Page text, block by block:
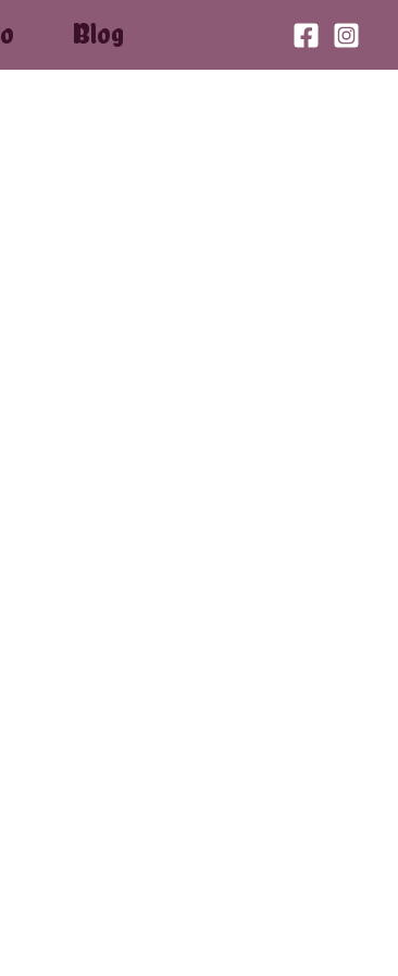
Blog